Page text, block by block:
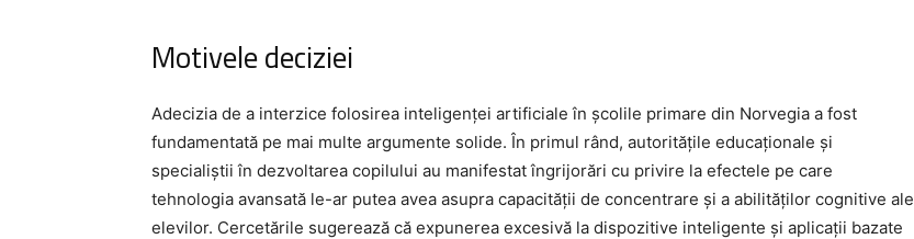
Motivele deciziei
Adecizia de a interzice folosirea inteligenței artificiale în școlile primare din Norvegia a fost
fundamentată pe mai multe argumente solide. În primul rând, autoritățile educaționale și
specialiștii în dezvoltarea copilului au manifestat îngrijorări cu privire la efectele pe care
tehnologia avansată le-ar putea avea asupra capacității de concentrare și a abilităților cognitive ale
elevilor. Cercetările sugerează că expunerea excesivă la dispozitive inteligente și aplicații bazate